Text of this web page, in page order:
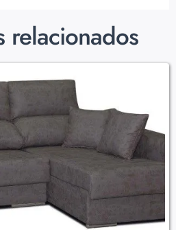
relacionados